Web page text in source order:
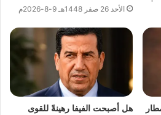
الأحد 26 صفر 1448هـ 9-8-2026م
هل أصبحت الفيفا رهينةً للقوى